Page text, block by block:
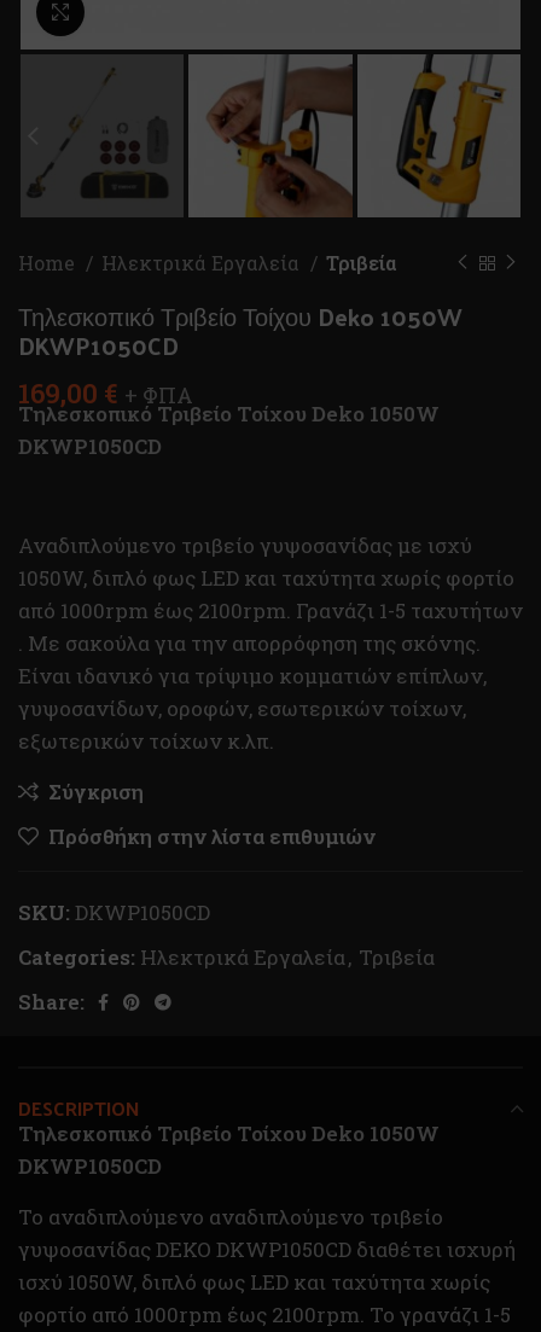
Home Ηλεκτρικά Εργαλεία Τριβεία
Τηλεσκοπικό Τριβείο Τοίχου Deko 1050W
DKWP1050CD
169,00 € + ΦΠΑ
Τηλεσκοπικό Τριβείο Τοίχου Deko 1050W
DKWP1050CD
Αναδιπλούμενο τριβείο γυψοσανίδας με ισχύ
1050W, διπλό φως LED και ταχύτητα χωρίς φορτίο
από 1000rpm έως 2100rpm. Γρανάζι 1-5 ταχυτήτων
. Με σακούλα για την απορρόφηση της σκόνης.
Είναι ιδανικό για τρίψιμο κομματιών επίπλων,
γυψοσανίδων, οροφών, εσωτερικών τοίχων,
εξωτερικών τοίχων κ.λπ.
Σύγκριση
Πρόσθήκη στην λίστα επιθυμιών
SKU: DKWP1050CD
Categories: Ηλεκτρικά Εργαλεία, Τριβεία
Share:
DESCRIPTION
Τηλεσκοπικό Τριβείο Τοίχου Deko 1050W
DKWP1050CD
Το αναδιπλούμενο αναδιπλούμενο τριβείο
γυψοσανίδας DEKO DKWP1050CD διαθέτει ισχυρή
ισχύ 1050W, διπλό φως LED και ταχύτητα χωρίς
φορτίο από 1000rpm έως 2100rpm. Το γρανάζι 1-5